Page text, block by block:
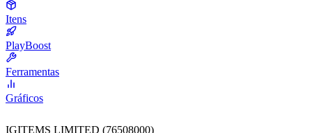
Itens
PlayBoost
Ferramentas
Gráficos
IGITEMS LIMITED (76508000)